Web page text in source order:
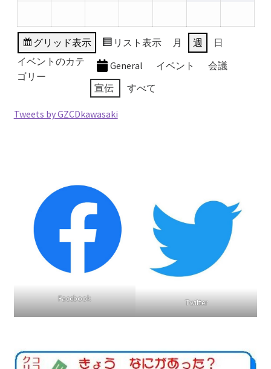
他サイト
問合せ・メルマガ
8
月
31
日
9
月
1
9
月
日
9
月
日
9
月
4
日
9
月
日
9
グリッド表示 リスト 表示 月 週
日
イベントのカテ
ゴリー
General イベント
会議
宣伝
すべて
Tweets by GZCDkawasaki
Facebook Twitter